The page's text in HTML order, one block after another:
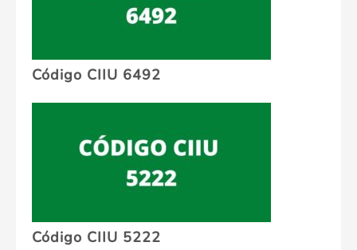
Código CIIU 6492
Código CIIU 5222